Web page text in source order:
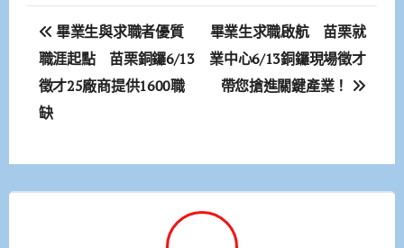
文
章
導
畢業生與求職者優質
職涯起點 苗栗銅鑼6/13
徵才25廠商提供1600職
缺
畢業生求職啟航 苗栗就
業中心6/13銅鑼現場徵才
帶您搶進關鍵產業！